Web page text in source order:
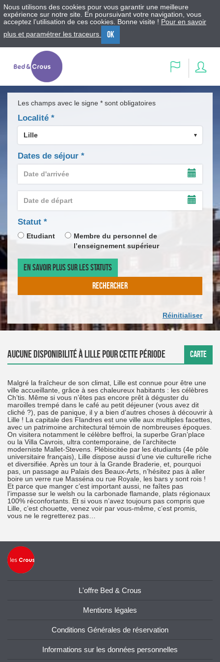
Nous utilisons des cookies pour vous garantir une meilleure
expérience sur notre site. En poursuivant votre navigation, vous
acceptez l’utilisation de ces cookies. Bonne visite ! Pour en savoir
plus et paramétrer les traceurs
OK
Langue
Les champs avec le signe * sont obligatoires
Localité *
Dates de séjour *
d'arrivée
LE
DE
SAISIE
de
*
SAISIE
DATE
DE
Statut *champ
obligatoire
Etudiant
Membre du personnel de
l’enseignement supérieur
EN SAVOIR PLUS SUR LES STATUTS
RECHERCHER
Réinitialiser
Aucune disponibilité à Lille pour cette période CARTE
Malgré la fraîcheur de son climat, Lille est connue pour être une
ville accueillante, grâce à ses chaleureux habitants : les célèbres
Ch’tis. Même si vous n’êtes pas encore prêt à déguster du
maroilles trempé dans le café au petit déjeuner (vous avez dit
cliché ?), pas de panique, il y a bien d’autres choses à découvrir à
Lille ! La capitale des Flandres est une ville aux multiples facettes,
avec un patrimoine architectural témoin de nombreuses époques.
On visitera notamment le célèbre beffroi, la superbe Gran’place
ou la Villa Cavrois, ultra contemporaine, de l’architecte
moderniste Mallet-Stevens. Plébiscitée par les étudiants (4e pôle
universitaire français), Lille dispose aussi d’une vie culturelle riche
et diversifiée. Après un tour à la Grande Braderie, et, pourquoi
pas, un passage au Palais des Beaux-Arts, n’hésitez pas à aller
boire un verre rue Masséna ou rue Royale, les bars y sont rois !
Et parce que manger c’est important aussi, ne faîtes pas
l’impasse sur le welsh ou la carbonade flamande, plats régionaux
100% réconfortants. Et si vous n’avez toujours pas compris que
Lille, c’est chouette, venez voir par vous-même, c’est promis,
vous ne le regretterez pas…
L'offre Bed & Crous
Mentions légales
Conditions Générales de réservation
Informations sur les données personnelles